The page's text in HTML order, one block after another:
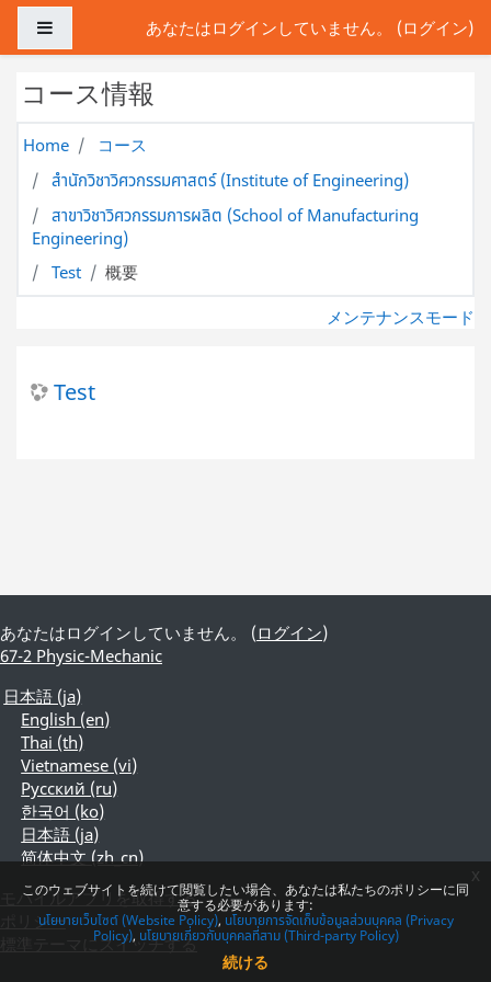
メインコンテンツへスキップする
サイドパネルあなたはログインしていません。 (ログイン)
コース情報
Home
コース
สำนักวิชาวิศวกรรมศาสตร์ (Institute of Engineering)
สาขาวิชาวิศวกรรมการผลิต (School of Manufacturing
Engineering)
Test
概要
メンテナンスモード
Test
あなたはログインしていません。 (ログイン)
67-2 Physic-Mechanic
日本語 ‎(ja)‎
English ‎(en)‎
Thai ‎(th)‎
Vietnamese ‎(vi)‎
Русский ‎(ru)‎
한국어 ‎(ko)‎
日本語 ‎(ja)‎
简体中文 ‎(zh_cn)‎
モバイルアプリを取得する
ポリシー
標準テーマにスイッチする
このウェブサイトを続けて閲覧したい場合、あなたは私たちのポリシーに同
意する必要があります:
นโยบายเว็บไซต์ (Website Policy) นโยบายการจัดเก็บข้อมูลส่วนบุคคล (Privacy
Policy) นโยบายเกี่ยวกับบุคคลที่สาม (Third-party Policy)
続ける
x